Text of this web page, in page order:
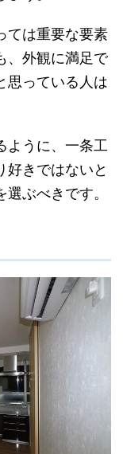
ては重要な要素
、外観に満足で
思っている人は
ように、一条工
好きではないと
ぶべきです。